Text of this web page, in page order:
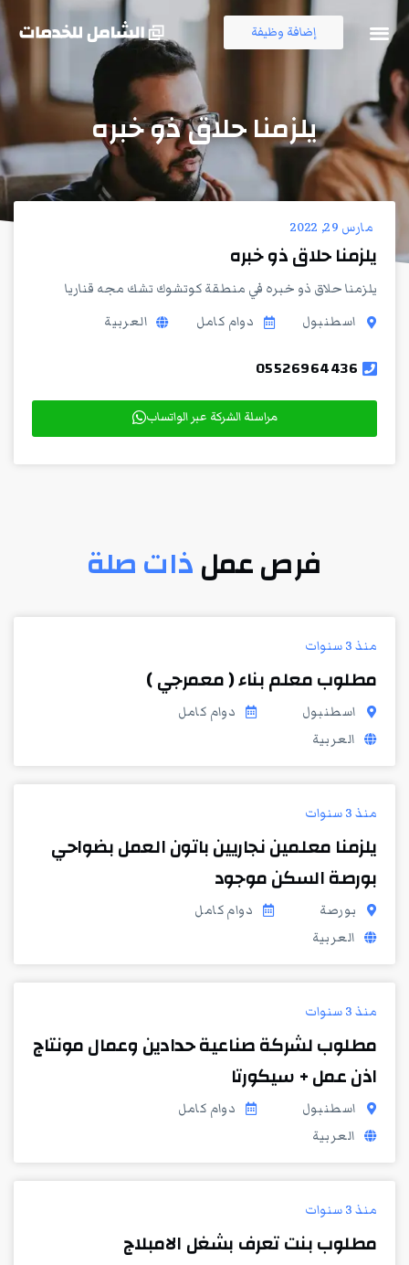
إضافة وظيفة
يلزمنا حلاق ذو خبره
مارس 29, 2022
يلزمنا حلاق ذو خبره
يلزمنا حلاق ذو خبره في منطقة كوتشوك تشك مجه قناريا
اسطنبول
دوام كامل العربية
05526964436
مراسلة الشركة عبر الواتساب
فرص عملذات صلة
منذ 3 سنوات
مطلوب معلم بناء ( معمرجي )
اسطنبول
دوام كامل
العربية
منذ 3 سنوات
يلزمنا معلمين نجاريين باتون العمل بضواحي
بورصة السكن موجود
بورصة
دوام كامل
العربية
منذ 3 سنوات
مطلوب لشركة صناعية حدادين وعمال مونتاج
اذن عمل + سيكورتا
اسطنبول
دوام كامل
العربية
منذ 3 سنوات
مطلوب بنت تعرف بشغل الامبلاج